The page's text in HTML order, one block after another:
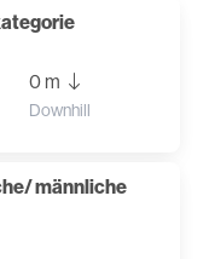
0 m
Downhill
männliche